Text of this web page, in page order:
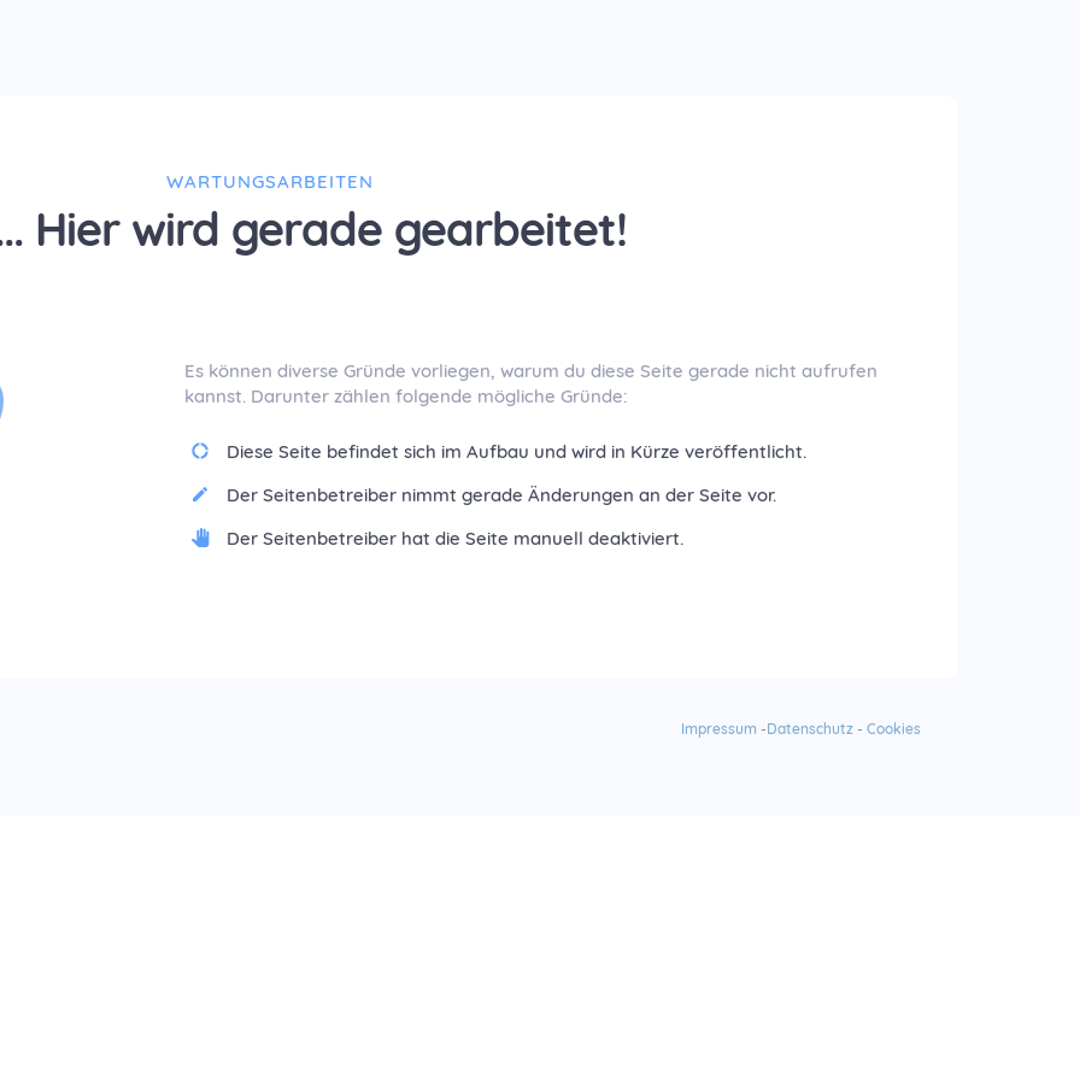
WARTUNGSARBEITEN
Hier wird gerade gearbeitet!
Es können diverse Gründe vorliegen, warum du diese Seite gerade nicht aufrufen
kannst. Darunter zählen folgende mögliche Gründe:
Diese Seite befindet sich im Aufbau und wird in Kürze veröffentlicht.
Der Seitenbetreiber nimmt gerade Änderungen an der Seite vor.
Der Seitenbetreiber hat die Seite manuell deaktiviert.
Impressum -Datenschutz- Cookies